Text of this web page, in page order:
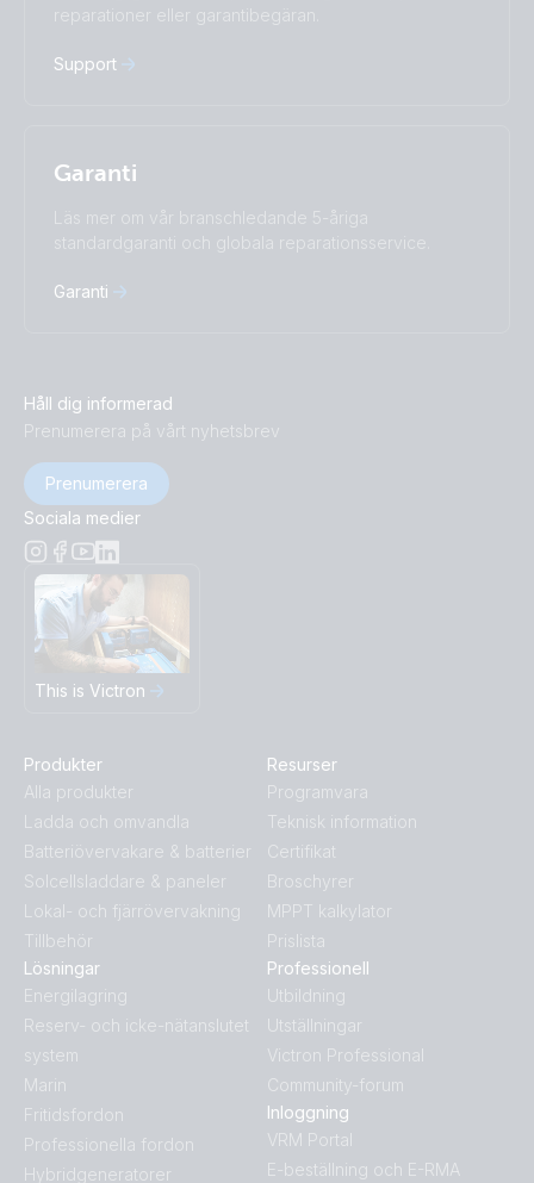
中國人
reparationer eller garantibegäran.
Support
Garanti
Läs mer om vår branschledande 5-åriga
standardgaranti och globala reparationsservice.
Garanti
Håll dig informerad
Prenumerera på vårt nyhetsbrev
Prenumerera
Sociala medier
This is Victron
Produkter
Alla produkter
Ladda och omvandla
Batteriövervakare & batterier
Solcellsladdare & paneler
Lokal- och fjärrövervakning
Tillbehör
Lösningar
Energilagring
Reserv- och icke-nätanslutet
system
Marin
Fritidsfordon
Professionella fordon
Hybridgeneratorer
Resurser
Programvara
Teknisk information
Certifikat
Broschyrer
MPPT kalkylator
Prislista
Professionell
Utbildning
Utställningar
Victron Professional
Community-forum
Inloggning
VRM Portal
E-beställning och E-RMA